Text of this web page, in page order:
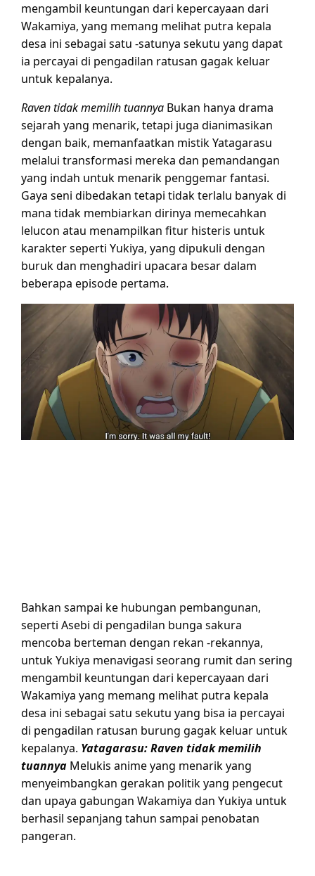
mengambil keuntungan dari kepercayaan dari
Wakamiya, yang memang melihat putra kepala
desa ini sebagai satu -satunya sekutu yang dapat
ia percayai di pengadilan ratusan gagak keluar
untuk kepalanya.
Raven tidak memilih tuannya Bukan hanya drama
sejarah yang menarik, tetapi juga dianimasikan
dengan baik, memanfaatkan mistik Yatagarasu
melalui transformasi mereka dan pemandangan
yang indah untuk menarik penggemar fantasi.
Gaya seni dibedakan tetapi tidak terlalu banyak di
mana tidak membiarkan dirinya memecahkan
lelucon atau menampilkan fitur histeris untuk
karakter seperti Yukiya, yang dipukuli dengan
buruk dan menghadiri upacara besar dalam
beberapa episode pertama.
Bahkan sampai ke hubungan pembangunan,
seperti Asebi di pengadilan bunga sakura
mencoba berteman dengan rekan -rekannya,
untuk Yukiya menavigasi seorang rumit dan sering
mengambil keuntungan dari kepercayaan dari
Wakamiya yang memang melihat putra kepala
desa ini sebagai satu sekutu yang bisa ia percayai
di pengadilan ratusan burung gagak keluar untuk
kepalanya. Yatagarasu: Raven tidak memilih
tuannya Melukis anime yang menarik yang
menyeimbangkan gerakan politik yang pengecut
dan upaya gabungan Wakamiya dan Yukiya untuk
berhasil sepanjang tahun sampai penobatan
pangeran.